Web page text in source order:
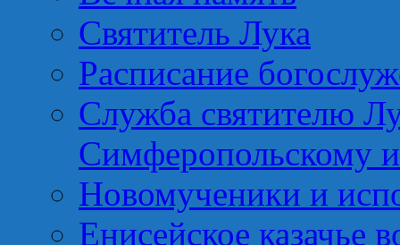
Святитель Лука
Расписание
Служба святителю
Симферопольскому
Новомученики и
Енисейское казачье